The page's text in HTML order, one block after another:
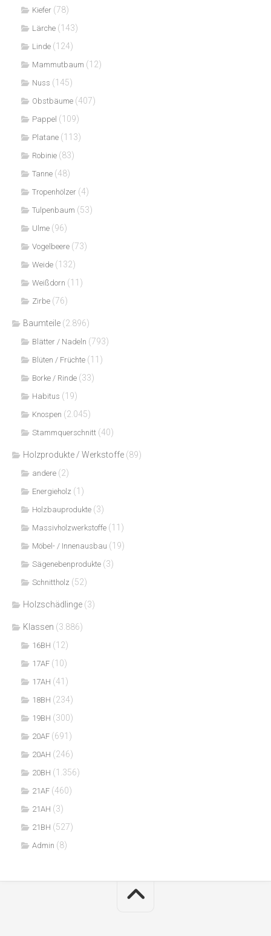
Kiefer (78)
Lärche (143)
Linde (124)
Mammutbaum (12)
Nuss (145)
Obstbäume (407)
Pappel (109)
Platane (113)
Robinie (83)
Tanne (48)
Tropenhölzer (4)
Tulpenbaum (53)
Ulme (96)
Vogelbeere (73)
Weide (132)
Weißdorn (11)
Zirbe (76)
Baumteile (2.896)
Blätter / Nadeln (793)
Blüten / Früchte (11)
Borke / Rinde (33)
Habitus (19)
Knospen (2.045)
Stammquerschnitt (40)
Holzprodukte / Werkstoffe (89)
andere (2)
Energieholz (1)
Holzbauprodukte (3)
Massivholzwerkstoffe (11)
Möbel- / Innenausbau (19)
Sägenebenprodukte (3)
Schnittholz (52)
Holzschädlinge (3)
Klassen (3.886)
16BH (12)
17AF (10)
17AH (41)
18BH (234)
19BH (300)
20AF (691)
20AH (246)
20BH (1.356)
21AF (460)
21AH (3)
21BH (527)
Admin (8)